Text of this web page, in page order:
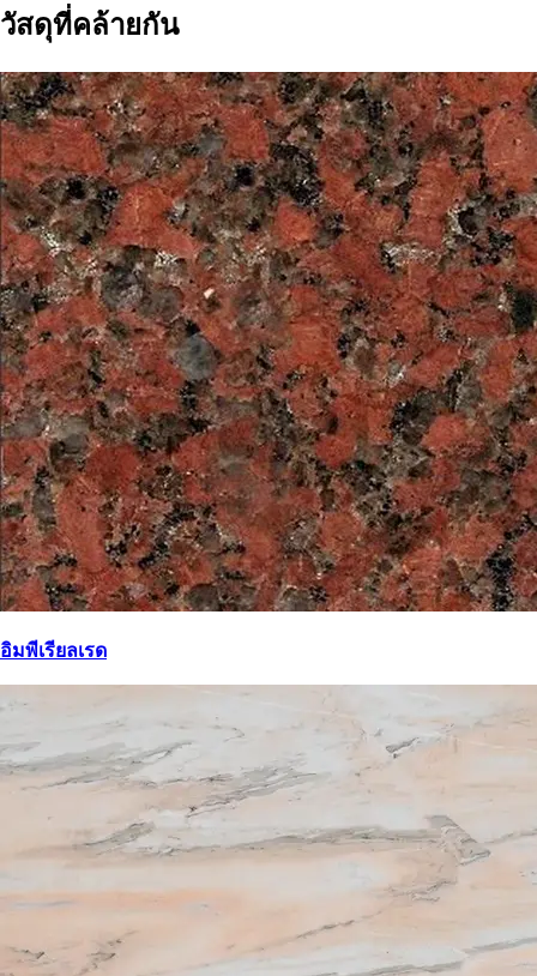
วัสดุที่คล้ายกัน
อิมพีเรียลเรด